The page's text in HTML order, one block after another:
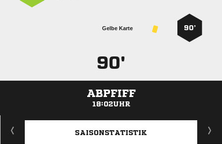
90’
Gelbe Karte
90'
ABPFIFF
18:02UHR
ANZEIGE
SAISONSTATISTIK